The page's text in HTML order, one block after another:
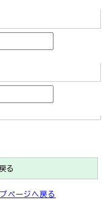
る
プページへ戻る